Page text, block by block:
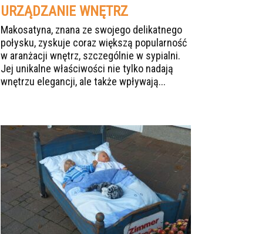
URZĄDZANIE WNĘTRZ
Makosatyna, znana ze swojego delikatnego
połysku, zyskuje coraz większą popularność
w aranżacji wnętrz, szczególnie w sypialni.
Jej unikalne właściwości nie tylko nadają
wnętrzu elegancji, ale także wpływają...